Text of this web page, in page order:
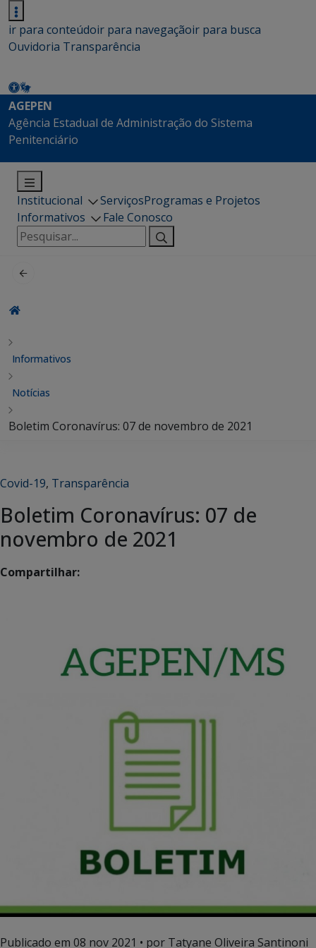
ir para conteúdoir para navegaçãoir para busca
Ouvidoria Transparência
AGEPEN
Agência Estadual de Administração do Sistema
Penitenciário
Institucional ServiçosProgramas e Projetos
Informativos
Fale Conosco
Pesquisar
por:
Informativos
Notícias
Boletim Coronavírus: 07 de novembro de 2021
Covid-19, Transparência
Boletim Coronavírus: 07 de
novembro de 2021
Compartilhar:
Publicado em 08 nov 2021 • por Tatyane Oliveira Santinoni